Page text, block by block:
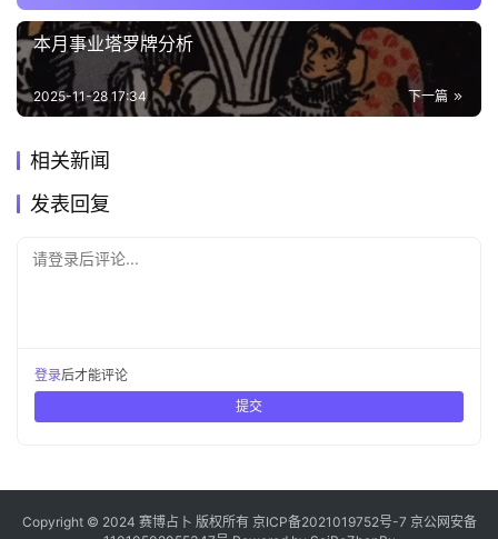
本月事业塔罗牌分析
下一篇
2025-11-28 17:34
相关新闻
发表回复
请登录后评论...
登录后才能评论
提交
Copyright © 2024 赛博占卜 版权所有 京ICP备2021019752号-7 京公网安备